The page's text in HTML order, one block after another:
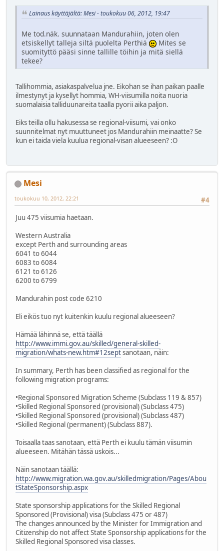
Lainaus käyttäjältä: Mesi - toukokuu 06, 2012, 19:47
Me tod.näk. suunnataan Mandurahiin, joten olen
etsiskellyt talleja siltä puolelta Perthiä
Mites se
suomityttö pääsi sinne tallille töihin ja mitä siellä
tekee?
Tallihommia, asiakaspalvelua jne. Eikohan se ihan paikan paalle
ilmestynyt ja kysellyt hommia, WH-viisumilla noita nuoria
suomalaisia talliduunareita taalla pyorii aika paljon.
Eiks teilla ollu hakusessa se regional-viisumi, vai onko
suunnitelmat nyt muuttuneet jos Mandurahiin meinaatte? Se
kun ei taida viela kuulua regional-visan alueeseen? :O
Mesi
#4
toukokuu 10, 2012, 22:21
Juu 475 viisumia haetaan.
Western Australia
except Perth and surrounding areas
6041 to 6044
6083 to 6084
6121 to 6126
6200 to 6799
Mandurahin post code 6210
Eli eikös tuo nyt kuitenkin kuulu regional alueeseen?
Hämää lähinnä se, että täällä
http://www.immi.gov.au/skilled/general-skilled-
migration/whats-new.htm#12septsanotaan, näin:
In summary, Perth has been classified as regional for the
following migration programs:
•Regional Sponsored Migration Scheme (Subclass 119 & 857)
•Skilled Regional Sponsored (provisional) (Subclass 475)
•Skilled Regional Sponsored (provisional) (Subclass 487)
•Skilled Regional (permanent) (Subclass 887).
Toisaalla taas sanotaan, että Perth ei kuulu tämän viisumin
alueeseen. Mitähän tässä uskois...
Näin sanotaan täällä:
http://www.migration.wa.gov.au/skilledmigration/Pages/Abou
tStateSponsorship.aspx
State sponsorship applications for the Skilled Regional
Sponsored (Provisional) visa (Subclass 475 or 487)
The changes announced by the Minister for Immigration and
Citizenship do not affect State Sponsorship applications for the
Skilled Regional Sponsored visa classes.